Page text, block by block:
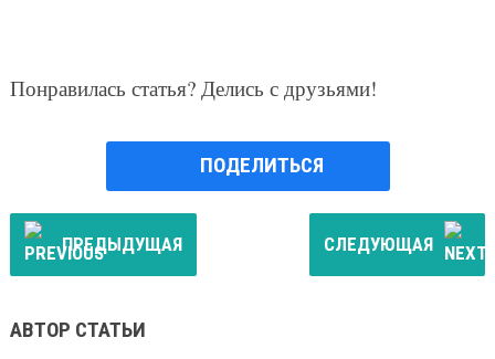
Понравилась статья? Делись с друзьями!
ПОДЕЛИТЬСЯ
ПРЕДЫДУЩАЯ СЛЕДУЮЩАЯ
АВТОР СТАТЬИ